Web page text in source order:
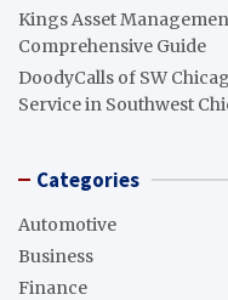
Kings Asset
Comprehensive Guide
DoodyCalls of SW
Service in Southwest
Categories
Automotive
Business
Finance